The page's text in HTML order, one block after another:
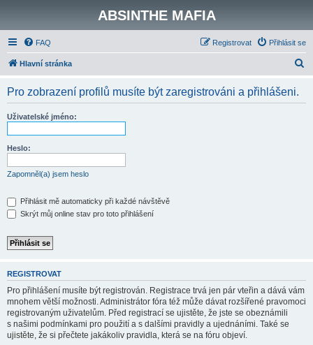
ABSINTHE MAFIA
FAQ Přihlásit se
Registrovat
Hlavní stránka
Pro zobrazení profilů musíte být zaregistrováni a přihlášeni.
Uživatelské jméno:
Heslo:
Zapomněl(a) jsem heslo
Přihlásit mě automaticky při každé návštěvě
Skrýt můj online stav pro toto přihlášení
REGISTROVAT
Pro přihlášení musíte být registrován. Registrace trvá jen pár vteřin a dává vám
mnohem větší možnosti. Administrátor fóra též může dávat rozšířené pravomoci
registrovaným uživatelům. Před registrací se ujistěte, že jste se obeznámili
s našimi podmínkami pro použití a s dalšími pravidly a ujednáními. Také se
ujistěte, že si přečtete jakákoliv pravidla, která se na fóru objeví.